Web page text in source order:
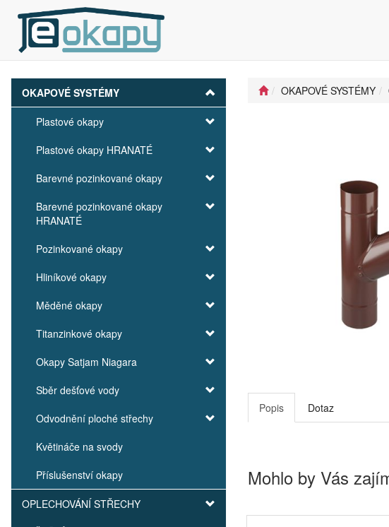
OKAPOVÉ SYSTÉMY
Plastové okapy
Plastové okapy HRANATÉ
Barevné pozinkované okapy
Barevné pozinkované okapy
HRANATÉ
Pozinkované okapy
Hliníkové okapy
Měděné okapy
Titanzinkové okapy
Okapy Satjam Niagara
Sběr dešťové vody
Odvodnění ploché střechy
Květináče na svody
Příslušenství okapy
OPLECHOVÁNÍ STŘECHY
OKAPOVÉ SYSTÉMY
Popis Dotaz
Mohlo by Vás